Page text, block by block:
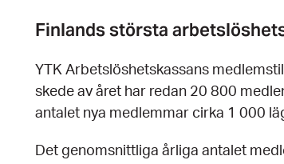
Finlands största
YTK Arbetslöshetskassans
skede av året har redan 20 800
antalet nya medlemmar cirka 1 000
Det genomsnittliga årliga antalet